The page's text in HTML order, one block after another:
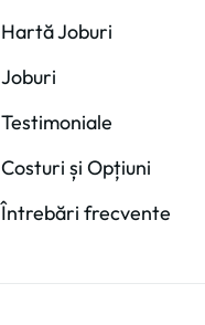
Hartă Joburi
Joburi
Testimoniale
Costuri și Opțiuni
Întrebări frecvente